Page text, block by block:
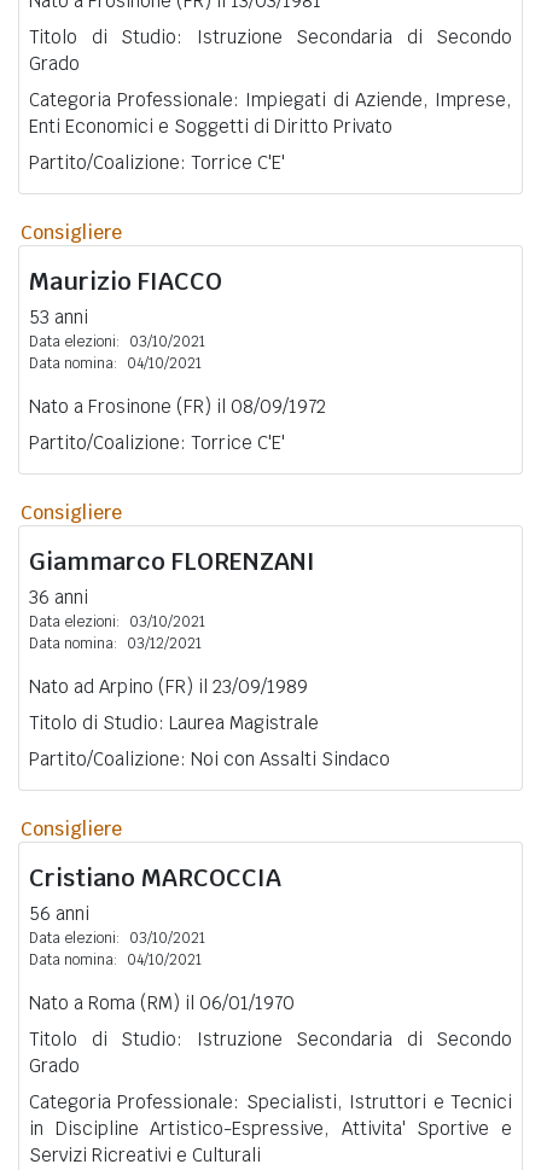
Titolo di Studio: Istruzione Secondaria di Secondo
Grado
Categoria Professionale: Impiegati di Aziende, Imprese,
Enti Economici e Soggetti di Diritto Privato
Partito/Coalizione: Torrice C'E'
Consigliere
Maurizio FIACCO
53 anni
Data elezioni:
03/10/2021
Data nomina:
04/10/2021
Nato a Frosinone (FR) il 08/09/1972
Partito/Coalizione: Torrice C'E'
Consigliere
Giammarco FLORENZANI
36 anni
Data elezioni:
03/10/2021
Data nomina:
03/12/2021
Nato ad Arpino (FR) il 23/09/1989
Titolo di Studio: Laurea Magistrale
Partito/Coalizione: Noi con Assalti Sindaco
Consigliere
Cristiano MARCOCCIA
56 anni
Data elezioni:
03/10/2021
Data nomina:
04/10/2021
Nato a Roma (RM) il 06/01/1970
Titolo di Studio: Istruzione Secondaria di Secondo
Grado
Categoria Professionale: Specialisti, Istruttori e Tecnici
in Discipline Artistico-Espressive, Attivita' Sportive e
Servizi Ricreativi e Culturali